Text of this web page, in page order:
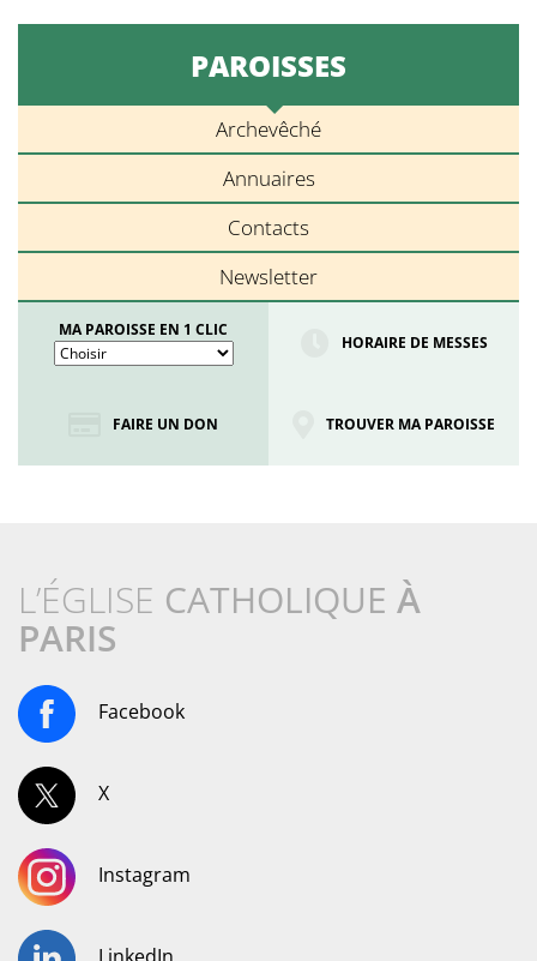
PAROISSES
Archevêché
Annuaires
Contacts
Newsletter
MA PAROISSE EN 1 CLIC
HORAIRE DE MESSES
FAIRE UN DON TROUVER MA PAROISSE
L’ÉGLISE CATHOLIQUE À
PARIS
Facebook
X
Instagram